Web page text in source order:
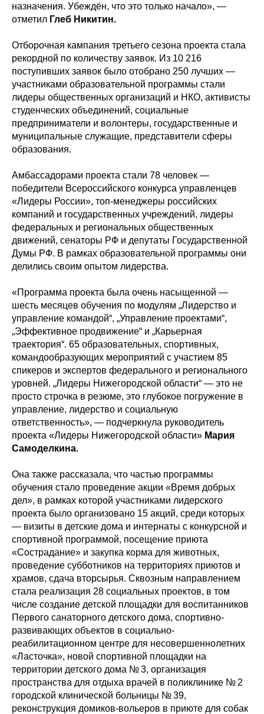
назначения. Убеждён, что это только начало», —
отметил Глеб Никитин.
Отборочная кампания третьего сезона проекта стала
рекордной по количеству заявок. Из 10 216
поступивших заявок было отобрано 250 лучших —
участниками образовательной программы стали
лидеры общественных организаций и НКО, активисты
студенческих объединений, социальные
предприниматели и волонтеры, государственные и
муниципальные служащие, представители сферы
образования.
Амбассадорами проекта стали 78 человек —
победители Всероссийского конкурса управленцев
«Лидеры России», топ-менеджеры российских
компаний и государственных учреждений, лидеры
федеральных и региональных общественных
движений, сенаторы РФ и депутаты Государственной
Думы РФ. В рамках образовательной программы они
делились своим опытом лидерства.
«Программа проекта была очень насыщенной —
шесть месяцев обучения по модулям „Лидерство и
управление командой“, „Управление проектами“,
„Эффективное продвижение“ и „Карьерная
траектория“. 65 образовательных, спортивных,
командообразующих мероприятий с участием 85
спикеров и экспертов федерального и регионального
уровней. „Лидеры Нижегородской области“ — это не
просто строчка в резюме, это глубокое погружение в
управление, лидерство и социальную
ответственность», — подчеркнула руководитель
проекта «Лидеры Нижегородской области» Мария
Самоделкина.
Она также рассказала, что частью программы
обучения стало проведение акции «Время добрых
дел», в рамках которой участниками лидерского
проекта было организовано 15 акций, среди которых
— визиты в детские дома и интернаты с конкурсной и
спортивной программой, посещение приюта
«Сострадание» и закупка корма для животных,
проведение субботников на территориях приютов и
храмов, сдача вторсырья. Сквозным направлением
стала реализация 28 социальных проектов, в том
числе создание детской площадки для воспитанников
Первого санаторного детского дома, спортивно-
развивающих объектов в социально-
реабилитационном центре для несовершеннолетних
«Ласточка», новой спортивной площадки на
территории детского дома № 3, организация
пространства для отдыха врачей в поликлинике № 2
городской клинической больницы № 39,
реконструкция домиков-вольеров в приюте для собак